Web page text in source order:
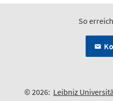
So
© 2026: Leibniz